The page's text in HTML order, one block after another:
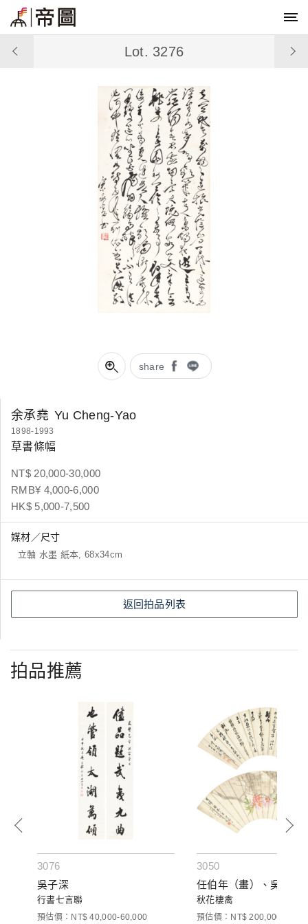
share
Lot. 3276
余承堯 Yu Cheng-Yao
1898-1993
草書條幅
NT$ 20,000-30,000
RMB¥ 4,000-6,000
HK$ 5,000-7,500
媒材／尺寸
立軸 水墨 紙本, 68x34cm
返回拍品列表
拍品推薦
3076
吳子深
行書七言聯
預估價：NT$ 40,000-60,000
3050
任伯年（畫）、吳雲（
秋花棲禽
預估價：NT$ 200,000-